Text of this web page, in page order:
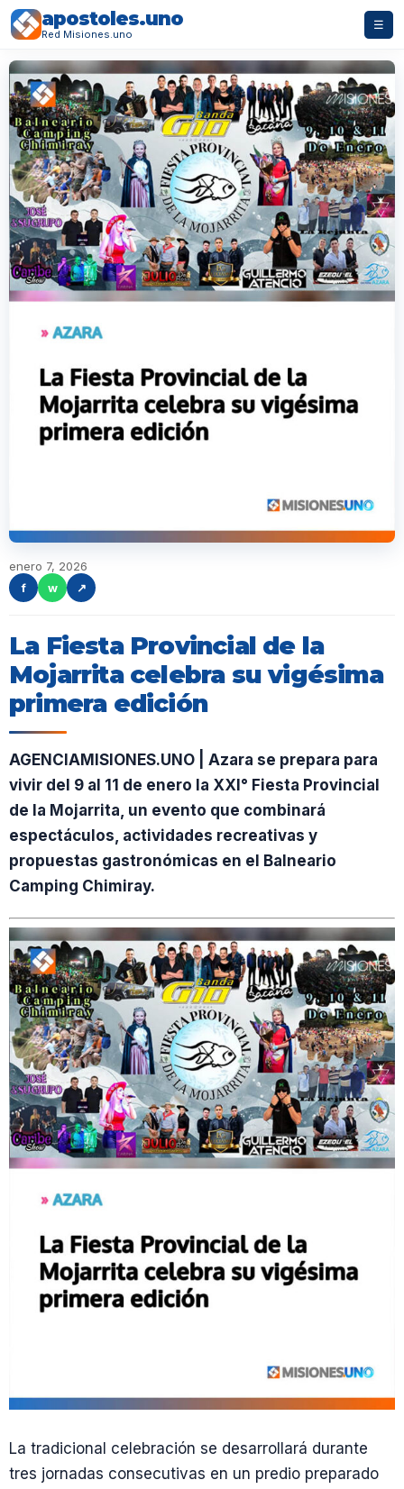
apostoles.uno
Red Misiones.uno
☰
enero 7, 2026
f
w ↗
La Fiesta Provincial de la
Mojarrita celebra su vigésima
primera edición
AGENCIAMISIONES.UNO | Azara se prepara para
vivir del 9 al 11 de enero la XXI° Fiesta Provincial
de la Mojarrita, un evento que combinará
espectáculos, actividades recreativas y
propuestas gastronómicas en el Balneario
Camping Chimiray.
La tradicional celebración se desarrollará durante
tres jornadas consecutivas en un predio preparado